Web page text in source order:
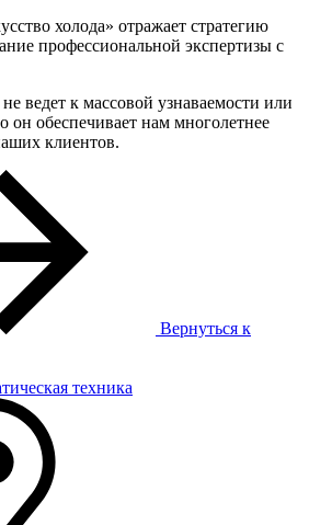
холода» отражает стратегию
профессиональной экспертизы с
ведет к массовой узнаваемости или
он обеспечивает нам многолетнее
клиентов.
Вернуться к